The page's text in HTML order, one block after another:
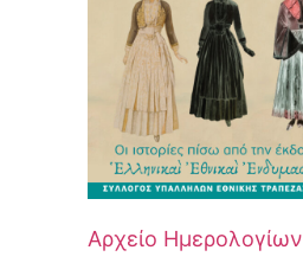
Αρχείο Ημερολογίων